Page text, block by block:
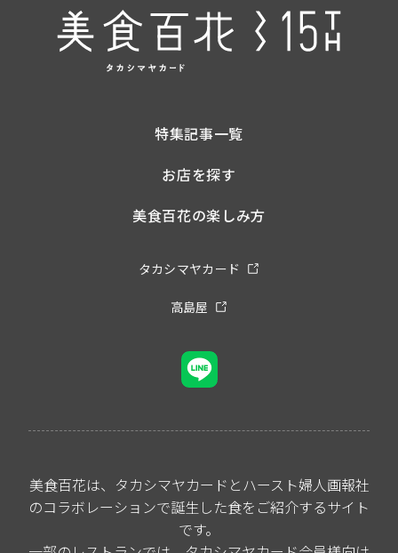
特集記事一覧
お店を探す
美食百花の楽しみ方
タカシマヤカード
高島屋
美食百花は、タカシマヤカードとハースト婦人画報社
のコラボレーションで誕生した食をご紹介するサイト
です。